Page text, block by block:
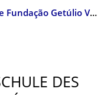
Neue Partnerhochschule des ZIS: Die Fundação Getúlio Vargas (Brasilien)
DES